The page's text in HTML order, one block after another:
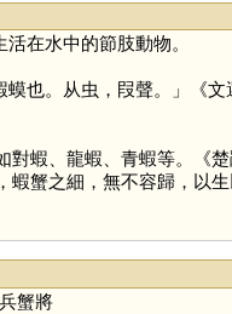
在水中的節肢動物。
也。从虫，叚聲。」《
蝦、龍蝦、青蝦等。《
蟹之細，無不容歸，以生
蟹將